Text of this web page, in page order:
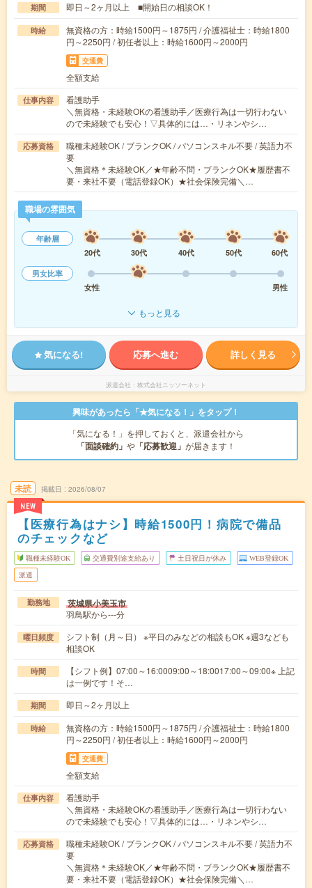
期間 即日～2ヶ月以上 ■開始日の相談OK！
時給
無資格の方：時給1500円～1875円 / 介護福祉士：時給1800
円～2250円 / 初任者以上：時給1600円～2000円
交通費
全額支給
仕事内容
看護助手
＼無資格・未経験OKの看護助手／医療行為は一切行わない
ので未経験でも安心！▽具体的には…・リネンやシ…
応募資格
職種未経験OK / ブランクOK / パソコンスキル不要 / 英語力不
要
＼無資格＊未経験OK／★年齢不問・ブランクOK★履歴書不
要・来社不要（電話登録OK）★社会保険完備＼…
職場の雰囲気
年齢層
20代
30代 40代 50代
60代
男女比率
女性
男性
もっと見る
気になる! 応募へ進む 詳しく見る
派遣会社 株式会社ニッソーネット
興味があったら「★気になる！」をタップ！
「気になる！」を押しておくと、派遣会社から
「面談確約」 や 「応募歓迎」 が届きます！
未読
NEW
掲載日 2026/08/07
【医療行為はナシ】時給1500円！病院で備品
のチェックなど
職種未経験OK 交通費別途支給あり 土日祝日が休み WEB登録OK
派遣
勤務地 茨城県小美玉市
羽鳥駅から---分
曜日頻度
シフト制（月～日） ※平日のみなどの相談もOK ※週3なども
相談OK
時間
【シフト例】07:00～16:0009:00～18:0017:00～09:00※ 上記
は一例です！そ…
期間 即日～2ヶ月以上
時給
無資格の方：時給1500円～1875円 / 介護福祉士：時給1800
円～2250円 / 初任者以上：時給1600円～2000円
交通費
全額支給
仕事内容
看護助手
＼無資格・未経験OKの看護助手／医療行為は一切行わない
ので未経験でも安心！▽具体的には…・リネンやシ…
応募資格
職種未経験OK / ブランクOK / パソコンスキル不要 / 英語力不
要
＼無資格＊未経験OK／★年齢不問・ブランクOK★履歴書不
要・来社不要（電話登録OK）★社会保険完備＼…